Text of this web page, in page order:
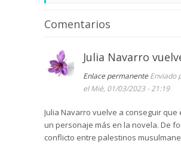
Comentarios
Julia Navarro
Enlace permanente Enviado
el Mié, 01/03/2023 - 21:19
Julia Navarro vuelve a conseguir que
un personaje más en la novela. De
conflicto entre palestinos